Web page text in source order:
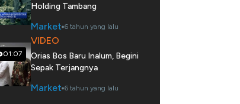
Holding Tambang
Market 6 tahun yang lalu
01:07
VIDEO
Orias Bos Baru Inalum, Begini
Sepak Terjangnya
Market 6 tahun yang lalu